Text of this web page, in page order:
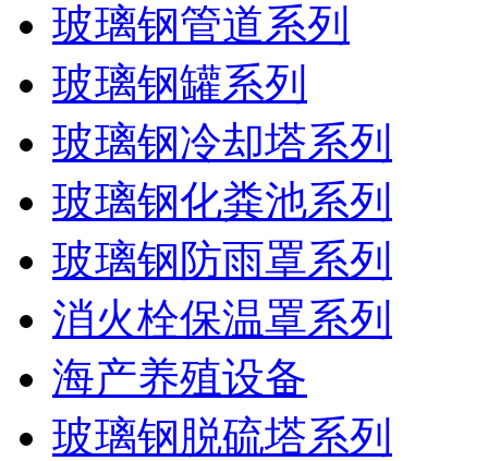
玻璃钢管道系列
玻璃钢罐系列
玻璃钢冷却塔系列
玻璃钢化粪池系列
玻璃钢防雨罩系列
消火栓保温罩系列
海产养殖设备
玻璃钢脱硫塔系列